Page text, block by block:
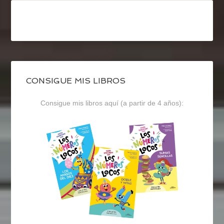
CONSIGUE MIS LIBROS
Consigue mis libros aquí (a partir de 4 años):